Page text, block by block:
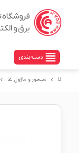
view_headline دسته‌بندی
chevron_right سنسور و ماژول ها chevron_right